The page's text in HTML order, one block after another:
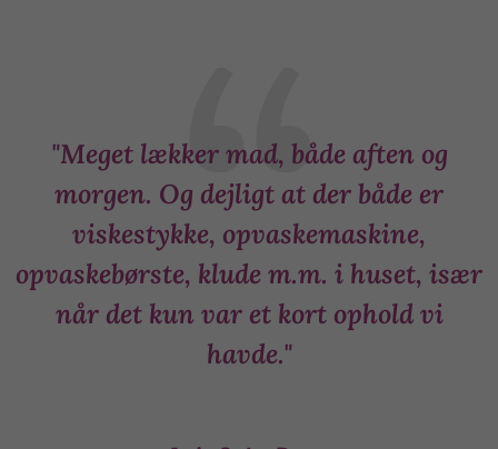
"Meget lækker mad, både aften og
morgen. Og dejligt at der både er
viskestykke, opvaskemaskine,
opvaskebørste, klude m.m. i huset, især
når det kun var et kort ophold vi
havde."